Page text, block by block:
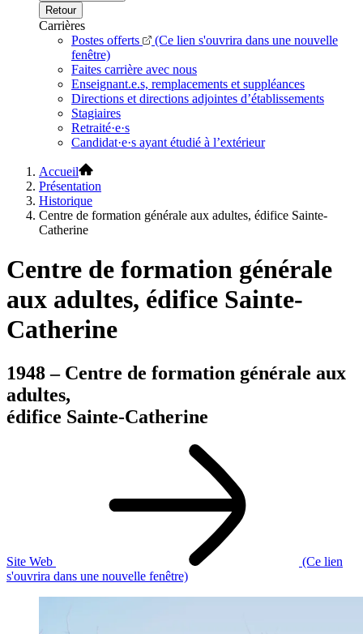
Retour
Carrières
Postes offerts
(Ce lien s'ouvrira dans une nouvelle
fenêtre)
Faites carrière avec nous
Enseignant.e.s, remplacements et suppléances
Directions et directions adjointes d’établissements
Stagiaires
Retraité·e·s
Candidat·e·s ayant étudié à l’extérieur
Accueil
Présentation
Historique
Centre de formation générale aux adultes, édifice Sainte-
Catherine
Centre de formation générale
aux adultes, édifice Sainte-
Catherine
1948 – Centre de formation générale aux
adultes,
édifice Sainte-Catherine
Site Web
(Ce lien
s'ouvrira dans une nouvelle fenêtre)